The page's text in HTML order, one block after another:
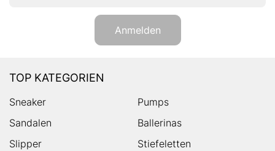
Anmelden
TOP KATEGORIEN
Sneaker
Pumps
Sandalen
Ballerinas
Slipper
Stiefeletten